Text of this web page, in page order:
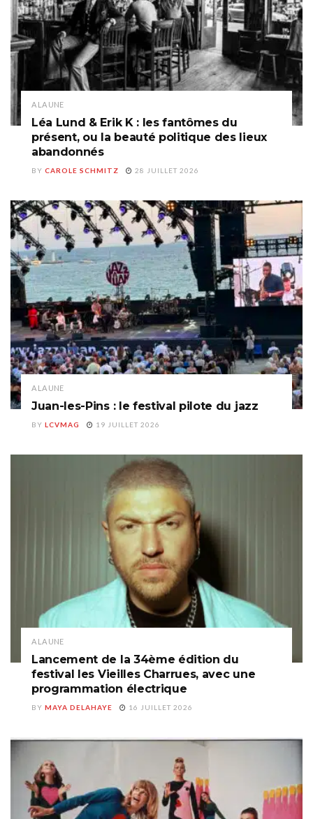
A LA UNE
Léa Lund & Erik K : les fantômes du
présent, ou la beauté politique des lieux
abandonnés
BY CAROLE SCHMITZ 28 JUILLET 2026
A LA UNE
Juan-les-Pins : le festival pilote du jazz
BY LCVMAG 19 JUILLET 2026
A LA UNE
Lancement de la 34ème édition du
festival les Vieilles Charrues, avec une
programmation électrique
BY MAYA DELAHAYE 16 JUILLET 2026